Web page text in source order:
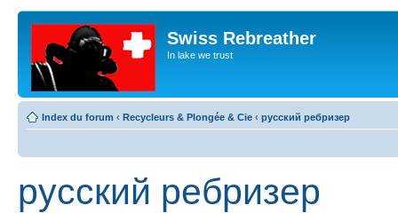
Swiss Rebreather
In lake we trust
Index du forum ‹ Recycleurs & Plongée & Cie ‹ русский ребризер
русский ребризер